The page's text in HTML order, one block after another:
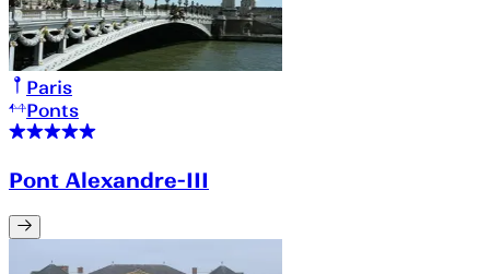
Paris
Ponts
Pont Alexandre-III